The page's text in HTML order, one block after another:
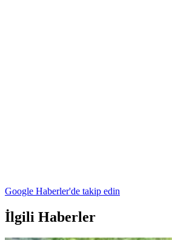
Google Haberler'de takip edin
İlgili Haberler